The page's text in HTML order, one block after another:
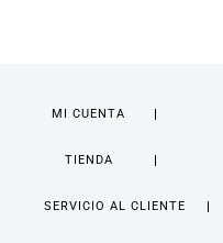
MI CUENTA
TIENDA
SERVICIO AL CLIENTE